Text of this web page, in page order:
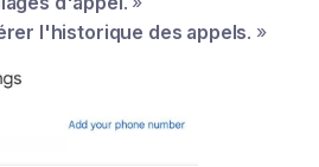
l'historique des appels. »